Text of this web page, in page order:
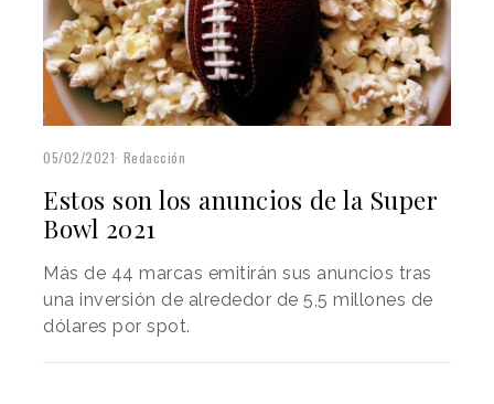
05/02/2021 Redacción
Estos son los anuncios de la Super
Bowl 2021
Más de 44 marcas emitirán sus anuncios tras
una inversión de alrededor de 5,5 millones de
dólares por spot.